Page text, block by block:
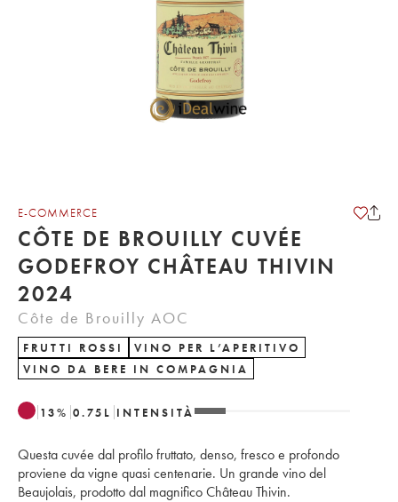
E-COMMERCE
CÔTE DE BROUILLY CUVÉE
GODEFROY CHÂTEAU THIVIN
2024
Côte de Brouilly AOC
FRUTTI ROSSI
VINO PER L’APERITIVO
VINO DA BERE IN COMPAGNIA
13% 0.75 L INTENSITÀ
Questa cuvée dal profilo fruttato, denso, fresco e profondo
proviene da vigne quasi centenarie. Un grande vino del
Beaujolais, prodotto dal magnifico Château Thivin.